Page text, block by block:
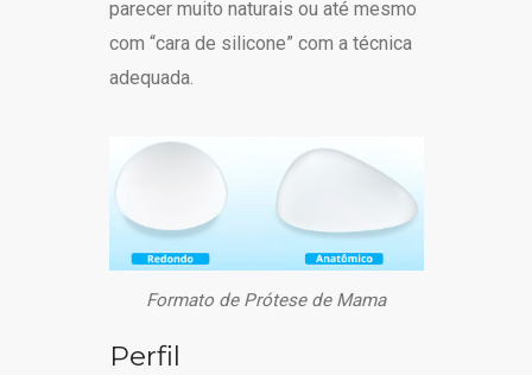
parecer muito naturais ou até mesmo
com “cara de silicone” com a técnica
adequada.
Formato de Prótese de Mama
Perfil